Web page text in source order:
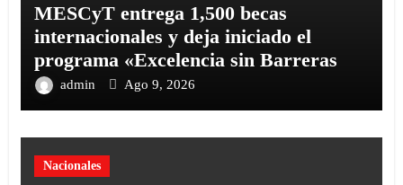
MESCyT entrega 1,500 becas
internacionales y deja iniciado el
programa «Excelencia sin Barreras
admin Ago 9, 2026
Nacionales